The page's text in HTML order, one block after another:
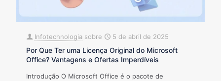
Infotechnologia sobre 5 de abril de 2025
Por Que Ter uma Licença Original do Microsoft
Office? Vantagens e Ofertas Imperdíveis
Introdução O Microsoft Office é o pacote de